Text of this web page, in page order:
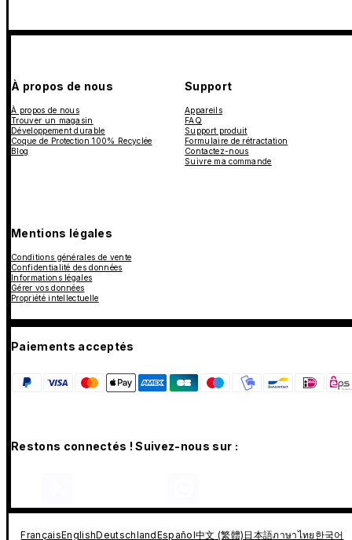
À propos de nous
À propos de nous
Trouver un magasin
Développement durable
Coque de Protection 100% Recyclée
Blog
Support
Appareils
FAQ
Support produit
Formulaire de rétractation
Contactez-nous
Suivre ma commande
Mentions légales
Conditions générales de vente
Confidentialité des données
Informations légales
Gérer vos données
Propriété intellectuelle
Paiements acceptés
Restons connectés ! Suivez-nous sur :
FrançaisEnglishDeutschlandEspañol中文 (繁體) 日本語ภาษาไทย 한국어